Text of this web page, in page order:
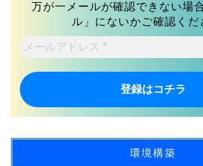
万が一メールが確認できない場
ル」にないかご確認くだ
メ
ー
ル
ア
ド
レ
環境構築